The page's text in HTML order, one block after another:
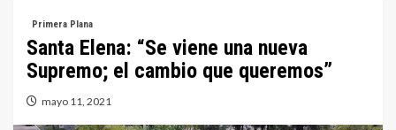
Primera Plana
Santa Elena: “Se viene una nueva
Supremo; el cambio que queremos”
mayo 11, 2021